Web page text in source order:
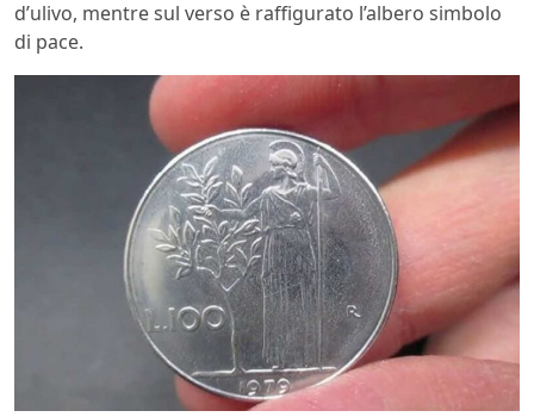
d’ulivo, mentre sul verso è raffigurato l’albero simbolo
di pace.